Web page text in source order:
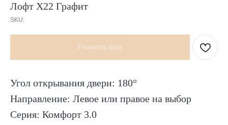
Лофт Х22 Графит
SKU:
Уточнить цену
Угол открывания двери: 180°
Направление: Левое или правое на выбор
Серия: Комфорт 3.0